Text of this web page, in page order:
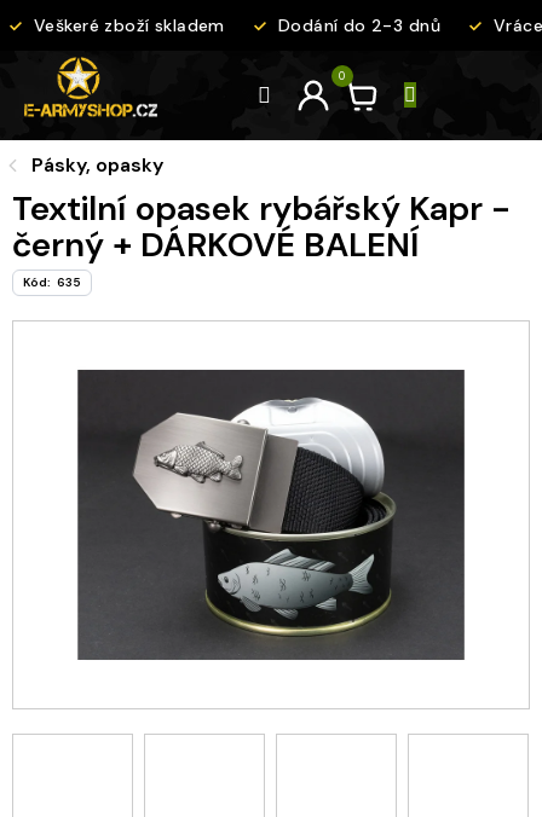
na
Veškeré zboží skladem Dodání do 2-3 dnů
Pásky, opasky
Textilní opasek rybářský Kapr -
černý + DÁRKOVÉ BALENÍ
Kód: 635